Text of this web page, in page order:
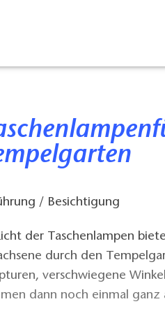
/ Besichtigung
der Taschenlampen
durch den
verschwiegene
dann noch einmal ganz